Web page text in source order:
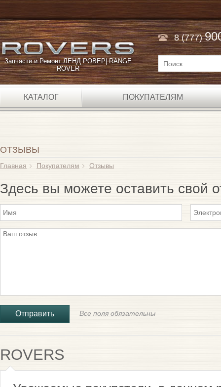
Запчасти и Ремонт ЛЕНД РОВЕР| RANGE
ROVER
8 (777)
КАТАЛОГ ПОКУПАТЕЛЯМ
ОТЗЫВЫ
Главная Покупателям Отзывы
Здесь вы можете оставить свой
Все поля обязательны
ROVERS